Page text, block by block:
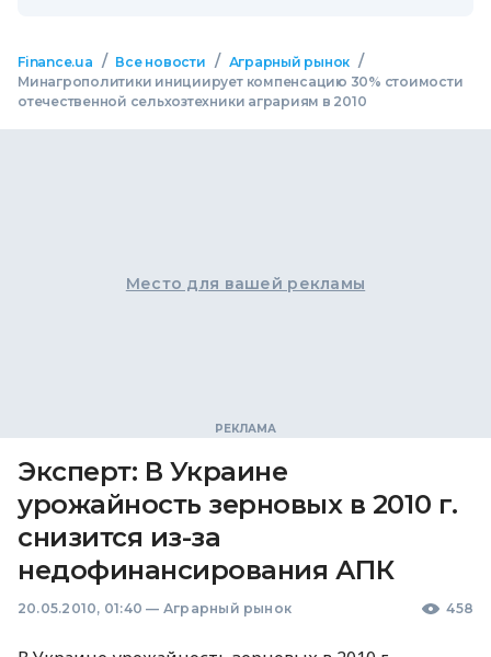
Finance.ua / Все новости / Аграрный рынок /
Минагрополитики инициирует компенсацию 30% стоимости
отечественной сельхозтехники аграриям в 2010
Место для вашей рекламы
Эксперт: В Украине
урожайность зерновых в 2010 г.
снизится из-за
недофинансирования АПК
20.05.2010, 01:40 — Аграрный рынок 458